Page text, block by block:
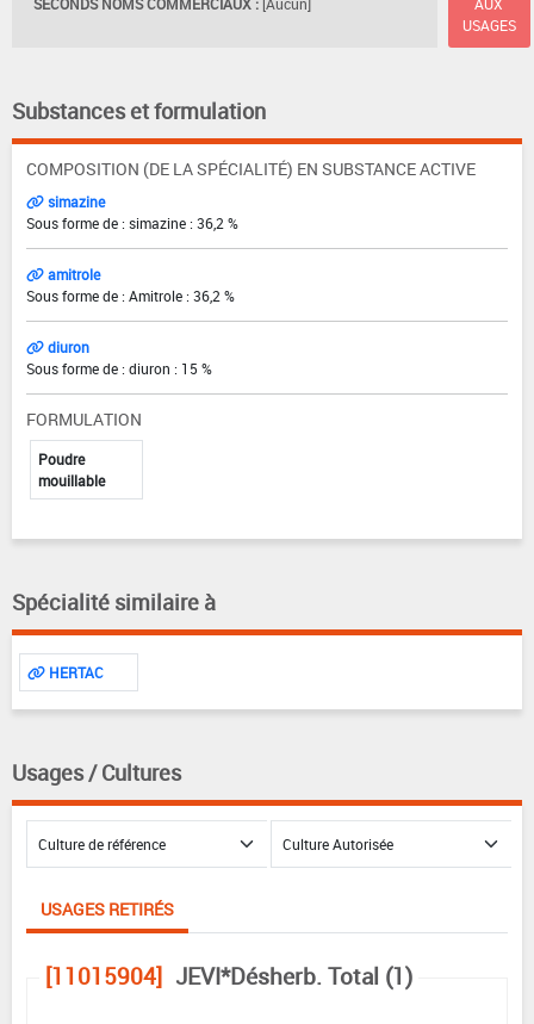
SECONDS NOMS COMMERCIAUX : [Aucun]
AUX
USAGES
Substances et formulation
COMPOSITION (DE LA SPÉCIALITÉ) EN SUBSTANCE ACTIVE
simazine
Sous forme de : simazine : 36,2 %
amitrole
Sous forme de : Amitrole : 36,2 %
diuron
Sous forme de : diuron : 15 %
FORMULATION
Poudre
mouillable
Spécialité similaire à
HERTAC
Usages / Cultures
USAGES RETIRÉS
[11015904] JEVI*Désherb. Total (1)